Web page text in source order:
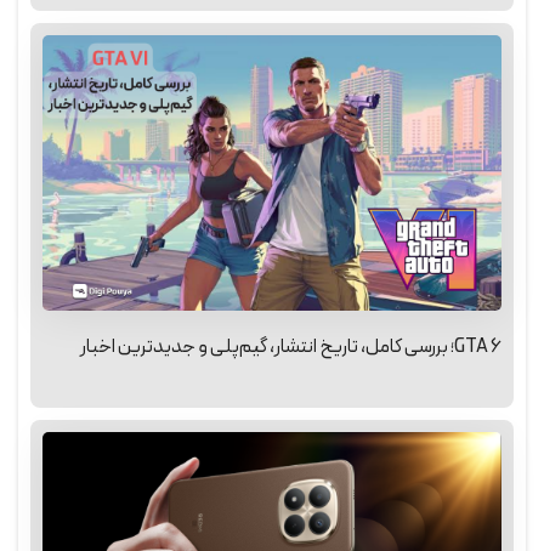
GTA 6؛ بررسی کامل، تاریخ انتشار، گیم‌پلی و جدیدترین اخبار